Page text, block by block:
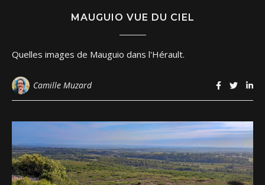
MAUGUIO VUE DU CIEL
Quelles images de Mauguio dans l'Hérault.
Camille Muzard